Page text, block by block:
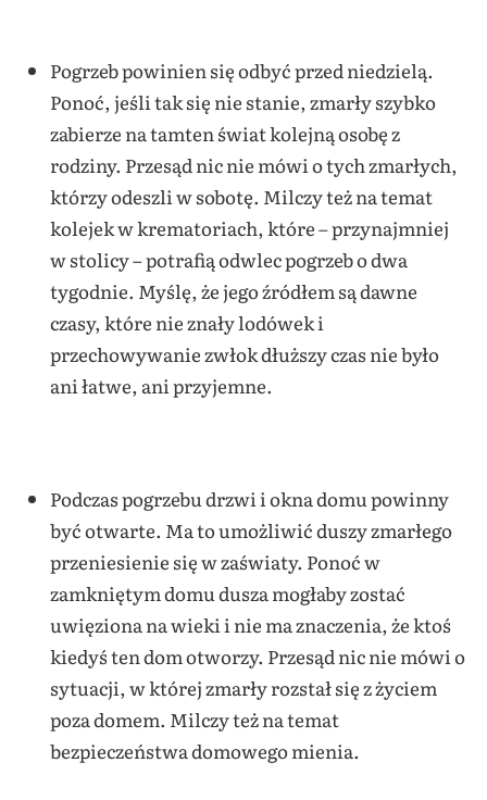
Pogrzeb powinien się odbyć przed niedzielą.
Ponoć, jeśli tak się nie stanie, zmarły szybko
zabierze na tamten świat kolejną osobę z
rodziny. Przesąd nic nie mówi o tych zmarłych,
którzy odeszli w sobotę. Milczy też na temat
kolejek w krematoriach, które – przynajmniej
w stolicy – potrafią odwlec pogrzeb o dwa
tygodnie. Myślę, że jego źródłem są dawne
czasy, które nie znały lodówek i
przechowywanie zwłok dłuższy czas nie było
ani łatwe, ani przyjemne.
Podczas pogrzebu drzwi i okna domu powinny
być otwarte. Ma to umożliwić duszy zmarłego
przeniesienie się w zaświaty. Ponoć w
zamkniętym domu dusza mogłaby zostać
uwięziona na wieki i nie ma znaczenia, że ktoś
kiedyś ten dom otworzy. Przesąd nic nie mówi o
sytuacji, w której zmarły rozstał się z życiem
poza domem. Milczy też na temat
bezpieczeństwa domowego mienia.